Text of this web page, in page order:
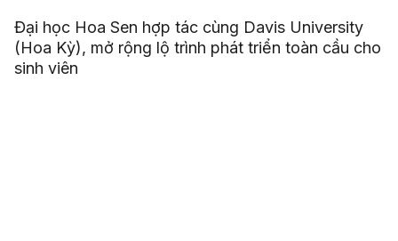
Đại học Hoa Sen hợp tác cùng Davis University
(Hoa Kỳ), mở rộng lộ trình phát triển toàn cầu cho
sinh viên